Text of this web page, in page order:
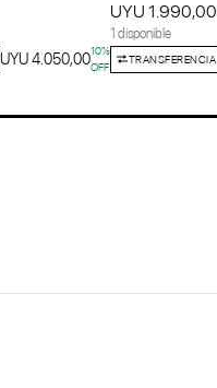
UYU 4.050,0010%
OFF
UYU 1.990,00
1 disponible
TRANSFERENCIA